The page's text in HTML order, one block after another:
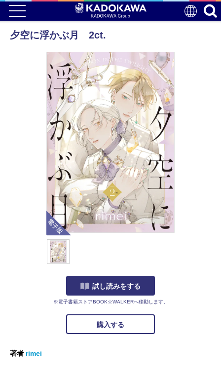
夕空に浮かぶ月 2ct.
電子版
試し読みをする
※電子書籍ストアBOOK☆WALKERへ移動します。
購入する
著者 rimei